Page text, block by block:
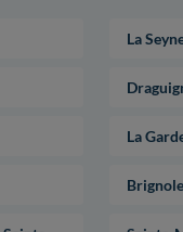
La
La